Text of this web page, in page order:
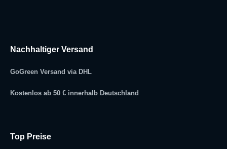
Nachhaltiger Versand
GoGreen Versand via DHL
Kostenlos ab 50 € innerhalb Deutschland
Top Preise